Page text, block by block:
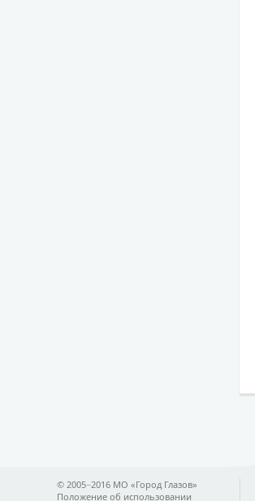
© 2005−2016 МО «Город Глазов»
Положение об использовании